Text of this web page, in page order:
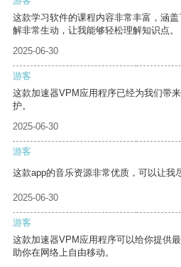
这款学习软件的课程内容非常丰富，涵
解非常生动，让我能够轻松理解知识点。
2025-06-30
游客
这款加速器VPM应用程序已经为我们带
护。
2025-06-30
游客
这款app的音乐资源非常优质，可以让我
2025-06-30
游客
这款加速器VPM应用程序可以给你提供
助你在网络上自由移动。